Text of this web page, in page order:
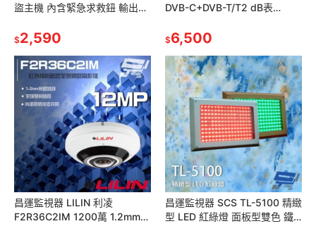
盜主機 內含緊急求救鈕 輸出五
$2,590
DVB-C+DVB-T/T2 dB表
$6,500
昌運監視器 LILIN 利凌
F2R36C2IM 1200萬 1.2mm
昌運監視器 SCS TL-5100 精緻
型 LED 紅綠燈 面板型雙色 鐵